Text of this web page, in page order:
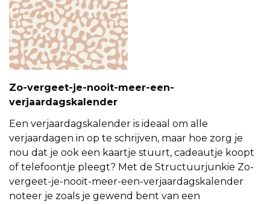
Zo-vergeet-je-nooit-meer-een-
verjaardagskalender
Een verjaardagskalender is ideaal om alle
verjaardagen in op te schrijven, maar hoe zorg je
nou dat je ook een kaartje stuurt, cadeautje koopt
of telefoontje pleegt? Met de Structuurjunkie Zo-
vergeet-je-nooit-meer-een-verjaardagskalender
noteer je zoals je gewend bent van een